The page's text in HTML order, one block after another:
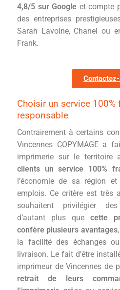
4,8/5 sur Google et compte
des entreprises
Sarah Lavoine, Chanel ou
Frank.
Choisir un service 100%
responsable
Contrairement à certains
Vincennes COPYMAGE a
imprimerie sur le territoire
clients un service 100%
l’économie de sa région
emplois. Ce critère est très
souhaitent privilégier
d’autant plus que cette
confère plusieurs avantages
la facilité des échanges
livraison. Le fait d’être
imprimeur de Vincennes de
retrait de leurs